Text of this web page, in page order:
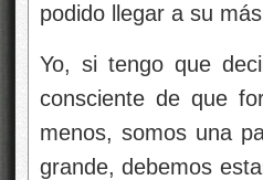
podido llegar a su
Yo, si tengo que
consciente de que
menos, somos una
grande, debemos